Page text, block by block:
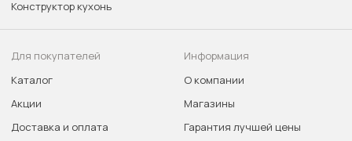
Конструктор кухонь
Для покупателей
Каталог
Акции
Доставка и оплата
Информация
О компании
Магазины
Гарантия лучшей цены